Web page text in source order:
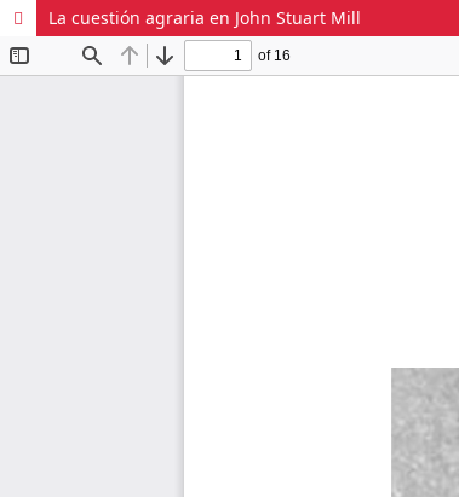
La cuestión agraria en John Stuart Mill